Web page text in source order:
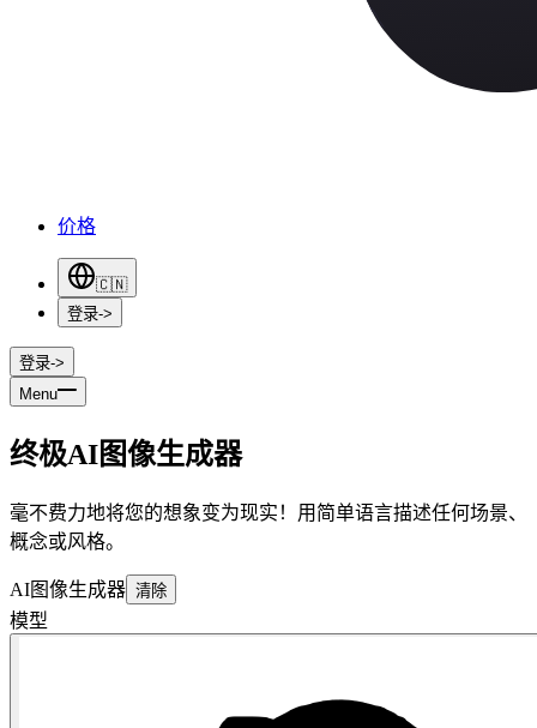
价格
🇨🇳
登录->
登录->
Menu
终极AI图像生成器
毫不费力地将您的想象变为现实！用简单语言描述任何场景、
概念或风格。
AI图像生成器 清除
模型